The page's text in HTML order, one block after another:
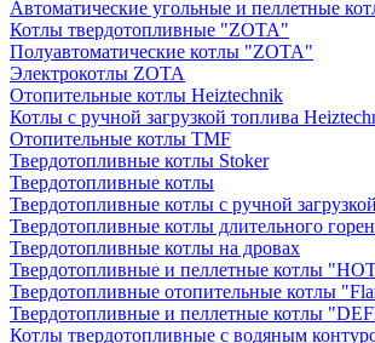
Автоматические угольные и пеллетные
Котлы твердотопливные "ZOTA"
Полуавтоматические котлы "ZOTA"
Электрокотлы ZOTA
Отопительные котлы Heiztechnik
Котлы с ручной загрузкой топлива
Отопительные котлы TMF
Твердотопливные котлы Stoker
Твердотопливные котлы
Твердотопливные котлы с ручной загрузкой
Твердотопливные котлы длительного
Твердотопливные котлы на дровах
Твердотопливные и пеллетные котлы
Твердотопливные отопительные котлы
Твердотопливные и пеллетные котлы
Котлы твердотопливные с водяным